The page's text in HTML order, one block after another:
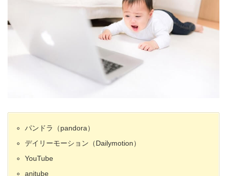
パンドラ（pandora）
デイリーモーション（Dailymotion）
YouTube
anitube